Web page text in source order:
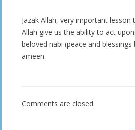
Jazak Allah, very important lesson
Allah give us the ability to act
beloved nabi (peace and
ameen.
Comments are closed.